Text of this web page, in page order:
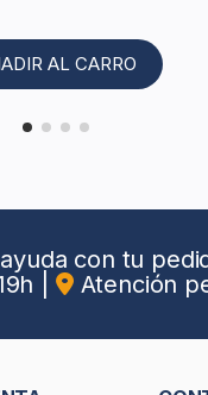
AL CARRO
con tu
Atención